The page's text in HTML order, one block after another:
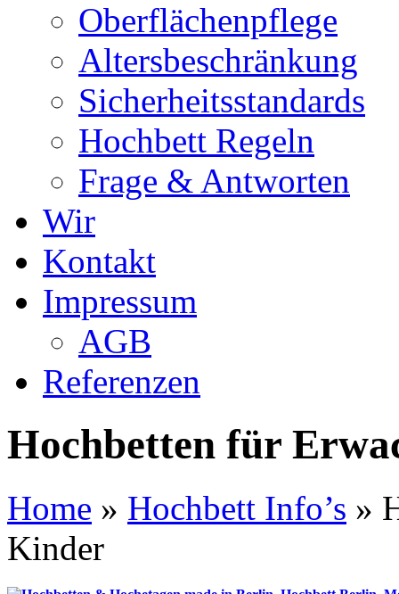
Oberflächenpflege
Altersbeschränkung
Sicherheitsstandards
Hochbett Regeln
Frage & Antworten
Wir
Kontakt
Impressum
AGB
Referenzen
Hochbetten für
Home » Hochbett Info’s »
Kinder